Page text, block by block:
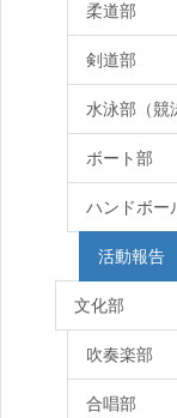
柔道部
剣道部
水泳部（競
ボート部
ハンドボー
活動報告
文化部
吹奏楽部
合唱部